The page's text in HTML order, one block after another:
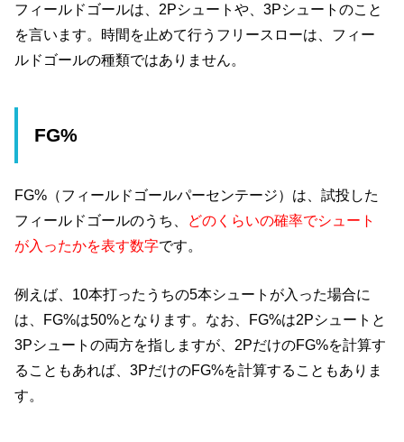
フィールドゴールは、2Pシュートや、3Pシュートのこと
を言います。時間を止めて行うフリースローは、フィー
ルドゴールの種類ではありません。
FG%
FG%（フィールドゴールパーセンテージ）は、試投した
フィールドゴールのうち、 どのくらいの確率でシュート
が入ったかを表す数字です。
例えば、10本打ったうちの5本シュートが入った場合に
は、FG%は50%となります。なお、FG%は2Pシュートと
3Pシュートの両方を指しますが、2PだけのFG%を計算す
ることもあれば、3PだけのFG%を計算することもありま
す。